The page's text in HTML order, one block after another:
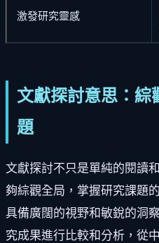
激發研究靈感
文獻探討意思：綜
題
文獻探討不只是單純的閱讀
夠綜觀全局，掌握研究課題
具備廣闊的視野和敏銳的洞
究成果進行比較和分析，從